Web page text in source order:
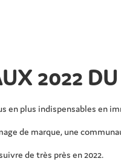
2022
en plus indispensables en
de marque, une
de très près en 2022.